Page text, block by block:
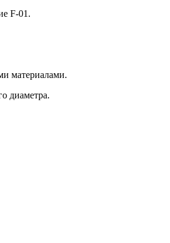
F-01.
материалами.
диаметра.